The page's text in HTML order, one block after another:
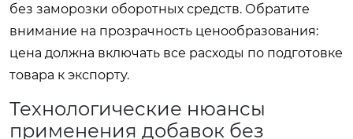
без заморозки оборотных средств. Обратите
внимание на прозрачность ценообразования:
цена должна включать все расходы по подготовке
товара к экспорту.
Технологические нюансы
применения добавок без